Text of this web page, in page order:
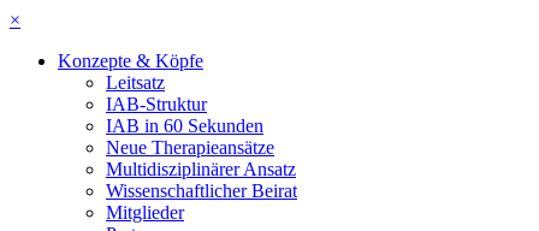
×
Konzepte & Köpfe
Leitsatz
IAB-Struktur
IAB in 60 Sekunden
Neue Therapieansätze
Multidisziplinärer Ansatz
Wissenschaftlicher Beirat
Mitglieder